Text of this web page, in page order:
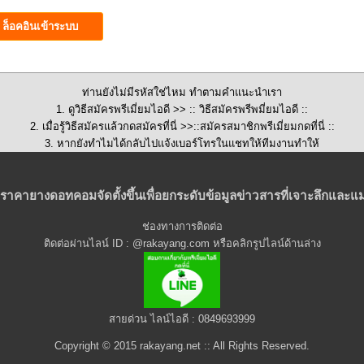
ท่านยังไม่มีรหัสใช่ไหม ทำตามคำแนะนำเรา
1. ดูวิธีสมัครพรีเมี่ยมไอดี >> :: วิธีสมัครพรีพมี่ยมไอดี ::
2. เมื่อรู้วิธีสมัครแล้วกดสมัครที่นี่ >>::สมัครสมาชิกพรีเมี่ยมกดที่นี่ ::
3. หากยังทำไมได้กลับไปแจ้งเบอร์โทรในแชทให้ทีมงานทำให้
ราคายางดอทคอมจัดตั้งขึ้นเพื่อยกระดับข้อมูลข่าวสารที่เจาะลึกและ
ช่องทางการติดต่อ
ติดต่อผ่านไลน์ ID : @rakayang.com หรือคลิกรูปไลน์ด้านล่าง
สายด่วน ไลน์ไอดี : 0849693999
Copyright © 2015 rakayang.net :: All Rights Reserved.